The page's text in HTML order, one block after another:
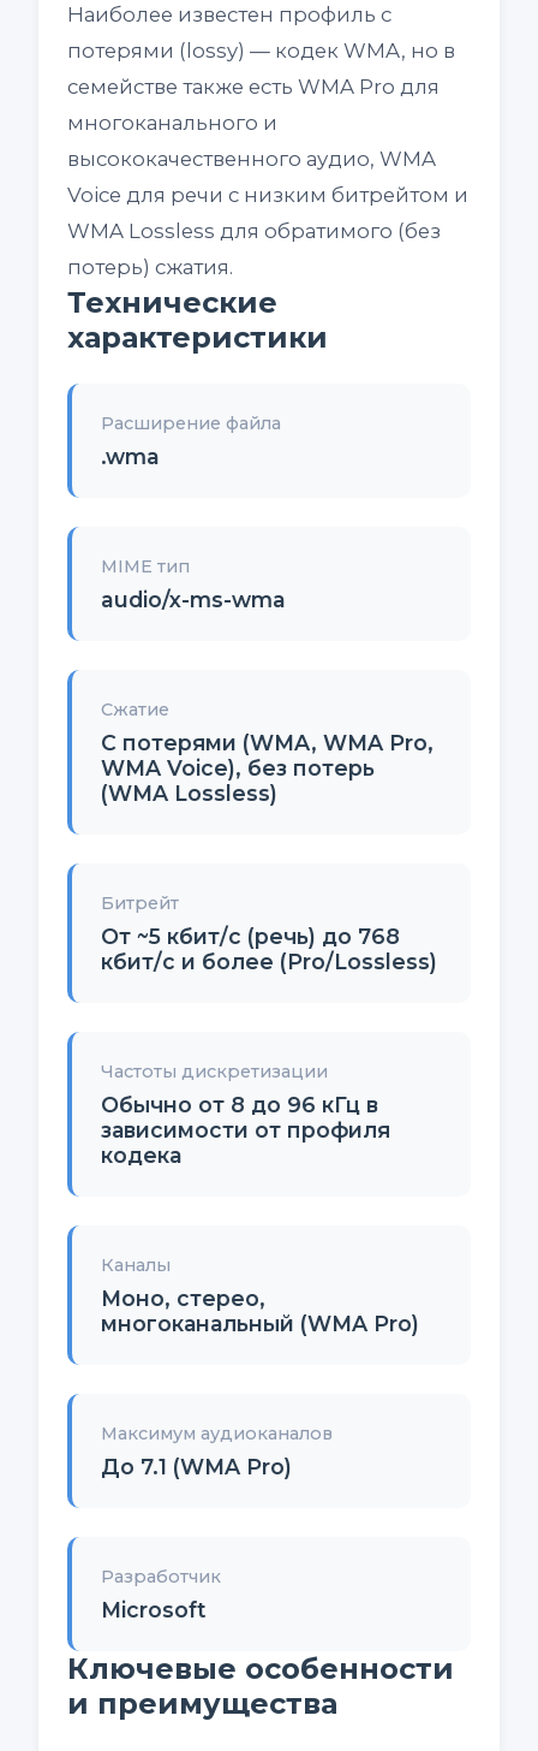
Наиболее известен профиль с
потерями (lossy) — кодек WMA, но в
семействе также есть WMA Pro для
многоканального и
высококачественного аудио, WMA
Voice для речи с низким битрейтом и
WMA Lossless для обратимого (без
потерь) сжатия.
Технические
характеристики
Расширение файла
.wma
MIME тип
audio/x-ms-wma
Сжатие
С потерями (WMA, WMA Pro,
WMA Voice), без потерь
(WMA Lossless)
Битрейт
От ~5 кбит/с (речь) до 768
кбит/с и более (Pro/Lossless)
Частоты дискретизации
Обычно от 8 до 96 кГц в
зависимости от профиля
кодека
Каналы
Моно, стерео,
многоканальный (WMA Pro)
Максимум аудиоканалов
До 7.1 (WMA Pro)
Разработчик
Microsoft
Ключевые особенности
и преимущества